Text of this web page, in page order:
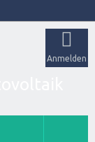
Anmelden